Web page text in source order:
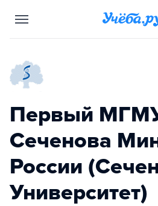
Первый
Сеченова
России
Университет)